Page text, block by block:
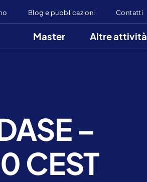
Blog e pubblicazioni Contatti
Master Altre attività
–
CEST